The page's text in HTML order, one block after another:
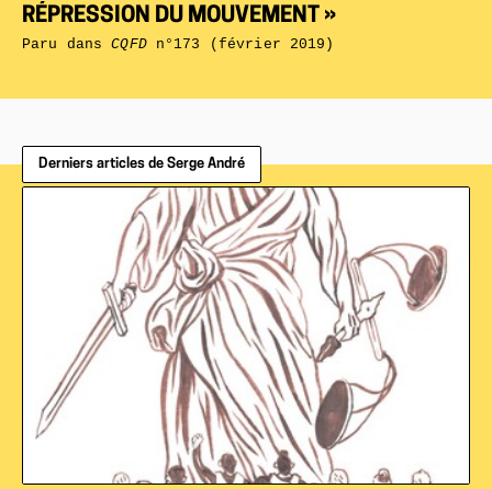
RÉPRESSION DU MOUVEMENT »
Paru dansCQFDn°173 (février 2019)
Derniers articles de Serge André